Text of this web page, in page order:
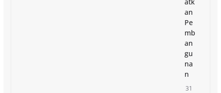
an
Pe
mb
an
gu
na
n
31